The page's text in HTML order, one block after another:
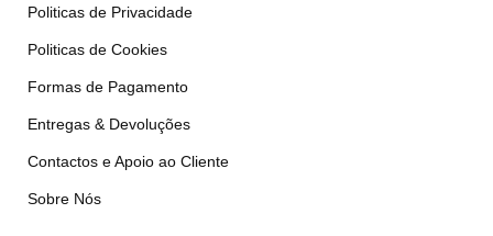
Politicas de Privacidade
Politicas de Cookies
Formas de Pagamento
Entregas & Devoluções
Contactos e Apoio ao Cliente
Sobre Nós